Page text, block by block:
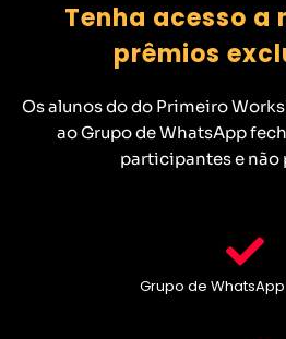
Tenha acesso a
prêmios
Os alunos do do Primeiro
ao Grupo de WhatsApp
participantes e não
Grupo de